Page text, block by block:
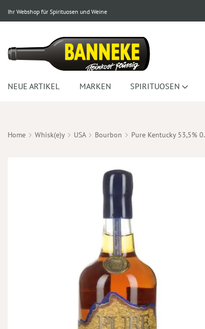
Ihr Webshop für Spirituosen und Weine
NEUE ARTIKEL MARKEN SPIRITUOSEN
Home Whisk(e)y USA Bourbon Pure Kentucky 53,5%